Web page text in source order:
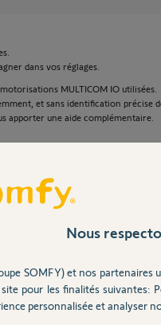
dans vos réglages.
MULTICOM IO utilisées.
et sans identification précise
apporter une aide complémentaire.
de ma phrase. Je n’ai pas envie
à la faire descendre en bas par
déjà dit il ne réagit pas au 2/8/2. Il
Nous
SOMFY) et nos partenaires
pour les finalités suivantes:
personnalisée et analyser